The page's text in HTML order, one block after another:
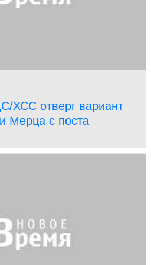
ХСС отверг вариант
Мерца с поста